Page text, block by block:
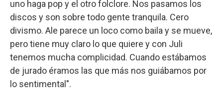
uno haga pop y el otro folclore. Nos pasamos los
discos y son sobre todo gente tranquila. Cero
divismo. Ale parece un loco como baila y se mueve,
pero tiene muy claro lo que quiere y con Juli
tenemos mucha complicidad. Cuando estábamos
de jurado éramos las que más nos guiábamos por
lo sentimental".